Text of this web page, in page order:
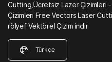
Cutting,Ücretsiz Lazer Çizimleri
Çizimleri Free Vectors Laser
rölyef Vektörel Çizim indir
Türkçe